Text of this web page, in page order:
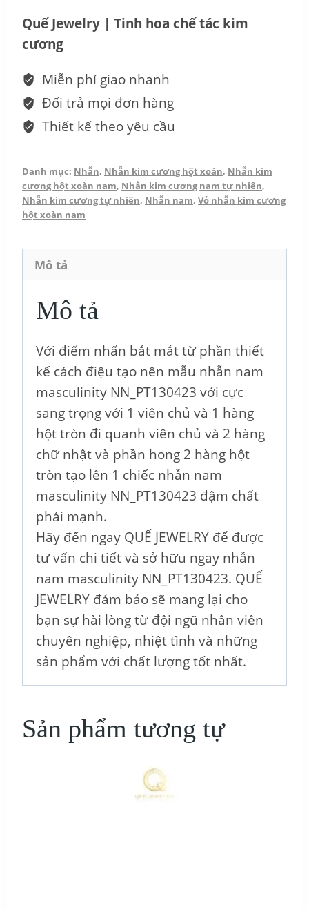
Kim
Cương
-
masculinity
NN_PT130423
số
Quế Jewelry | Tinh hoa chế tác kim
cương
Miễn phí giao nhanh
Đổi trả mọi đơn hàng
Thiết kế theo yêu cầu
Danh mục: Nhẫn, Nhẫn kim cương hột xoàn, Nhẫn kim
cương hột xoàn nam, Nhẫn kim cương nam tự nhiên,
Nhẫn kim cương tự nhiên, Nhẫn nam, Vỏ nhẫn kim cương
hột xoàn nam
Mô tả
Mô tả
Với điểm nhấn bắt mắt từ phần thiết
kế cách điệu tạo nên mẫu nhẫn nam
masculinity NN_PT130423 với cực
sang trọng với 1 viên chủ và 1 hàng
hột tròn đi quanh viên chủ và 2 hàng
chữ nhật và phần hong 2 hàng hột
tròn tạo lên 1 chiếc nhẫn nam
masculinity NN_PT130423 đậm chất
phái mạnh.
Hãy đến ngay QUẾ JEWELRY để được
tư vấn chi tiết và sở hữu ngay nhẫn
nam masculinity NN_PT130423. QUẾ
JEWELRY đảm bảo sẽ mang lại cho
bạn sự hài lòng từ đội ngũ nhân viên
chuyên nghiệp, nhiệt tình và những
sản phẩm với chất lượng tốt nhất.
Sản phẩm tương tự